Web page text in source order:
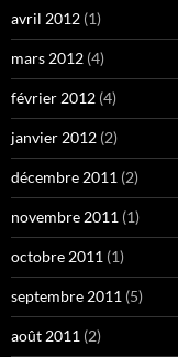
avril 2012 (1)
mars 2012 (4)
février 2012 (4)
janvier 2012 (2)
décembre 2011 (2)
novembre 2011 (1)
octobre 2011 (1)
septembre 2011 (5)
août 2011 (2)